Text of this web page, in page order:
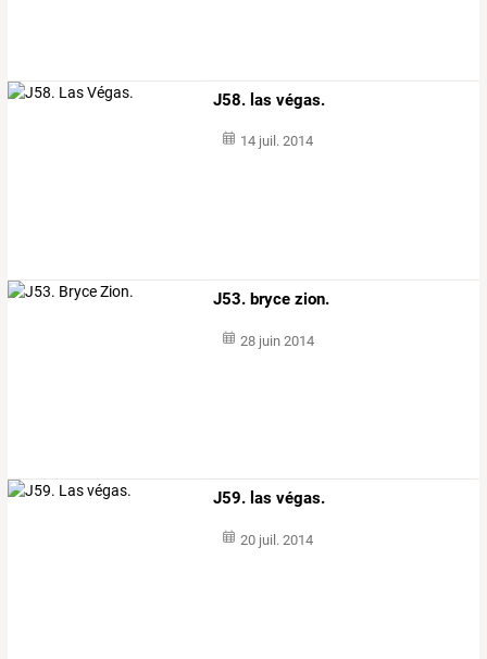
J58. las végas.
14 juil. 2014
J53. bryce zion.
28 juin 2014
J59. las végas.
20 juil. 2014